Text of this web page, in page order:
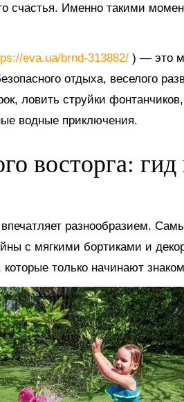
счастья. Именно такими
eva.ua/brnd-313882/ ) — это
отдыха, веселого
ловить струйки
водные приключения.
восторга:
разнообразием.
с мягкими бортиками и
только начинают